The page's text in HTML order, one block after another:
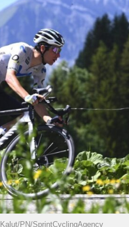
PN/SprintCyclingAgency